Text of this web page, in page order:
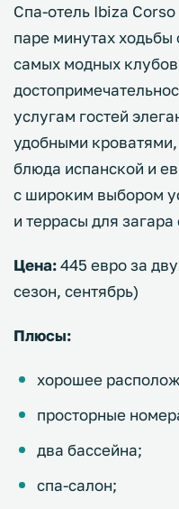
Спа-отель Ibiza
паре минутах ходьбы
самых модных
услугам гостей
удобными
блюда испанской и
с широким выбором
и террасы для
Цена:445 евро за
сезон, сентябрь)
Плюсы:
хорошее
просторные
два бассейна;
спа-салон;